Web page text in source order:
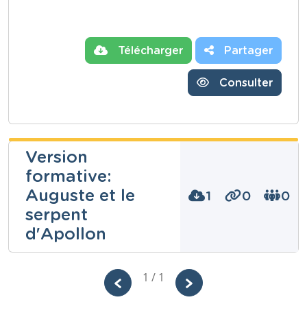
Télécharger Partager
Consulter
Version
formative:
Auguste et le
serpent
d'Apollon
1 0 0
1 / 1